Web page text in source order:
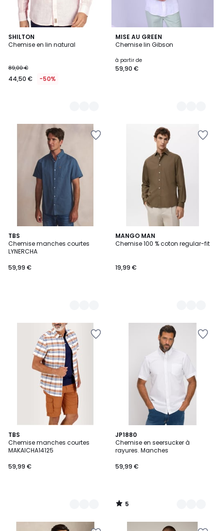
SHILTON
Chemise en lin natural
89,00 €
44,50 € -50%
5
Couleurs
MISE AU GREEN
Chemise lin Gibson
à partir de
59,90 €
7
Couleurs
TBS
Chemise manches courtes
LYNERCHA
59,99 €
2
Couleurs
MANGO MAN
Chemise 100 % coton regular-fit
19,99 €
3
Couleurs
TBS
Chemise manches courtes
MAKAICHA14125
59,99 €
2
Couleurs
JP1880
Chemise en seersucker à
rayures. Manches
59,99 €
5
/
5
2
Couleurs
5
/